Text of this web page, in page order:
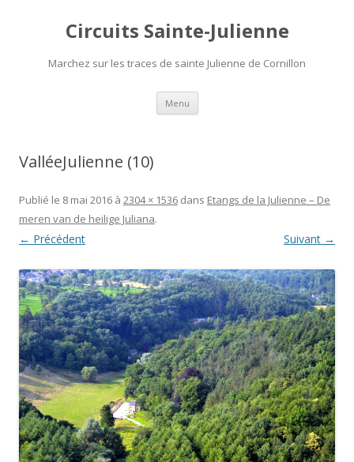
Circuits Sainte-Julienne
Marchez sur les traces de sainte Julienne de Cornillon
Menu Aller
contenu
ValléeJulienne (10)
Publié le 8 mai 2016 à 2304 × 1536 dans Etangs de la Julienne – De
meren van de heilige Juliana.
← Précédent Suivant →